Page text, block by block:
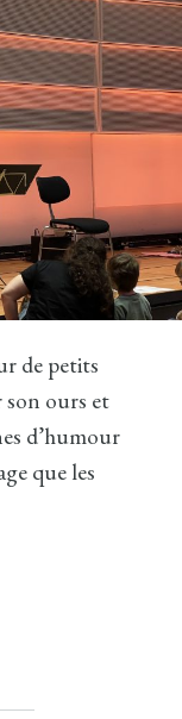
de petits
son ours et
d’humour
que les